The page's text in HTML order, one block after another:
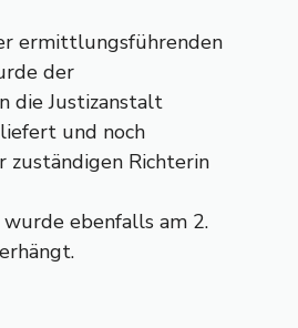
ermittlungsführenden
der
die Justizanstalt
und noch
zuständigen Richterin
ebenfalls am 2.